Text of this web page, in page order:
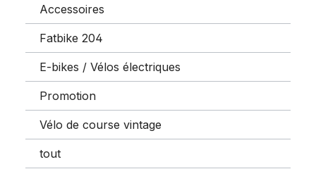
Accessoires
Fatbike 204
E-bikes / Vélos électriques
Promotion
Vélo de course vintage
tout